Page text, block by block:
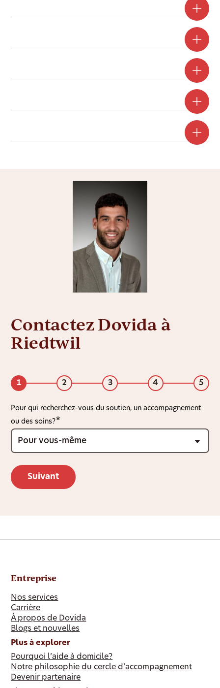
Contactez Dovida à
Riedtwil
1 2 3 4 5
Pour qui recherchez-vous du soutien, un accompagnement
ou des soins?
Entreprise
Nos services
Carrière
À propos de Dovida
Blogs et nouvelles
Plus à explorer
Pourquoi l’aide à domicile?
Notre philosophie du cercle d’accompagnement
Devenir partenaire